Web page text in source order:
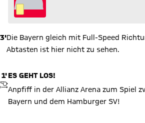
3'Die Bayern gleich mit Full-Speed
Abtasten ist hier nicht zu sehen.
1'
ANPFIFF
ES GEHT LOS!
Anpfiff in der Allianz Arena zum Spiel
Bayern und dem Hamburger SV!